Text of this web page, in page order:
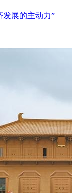
发展的主动力”